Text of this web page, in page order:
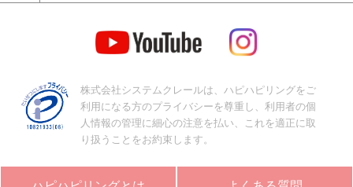
株式会社システムクレールは、ハピハピリングをご
利用になる方のプライバシーを尊重し、利用者の個
人情報の管理に細心の注意を払い、これを適正に取
り扱うことをお約束します。